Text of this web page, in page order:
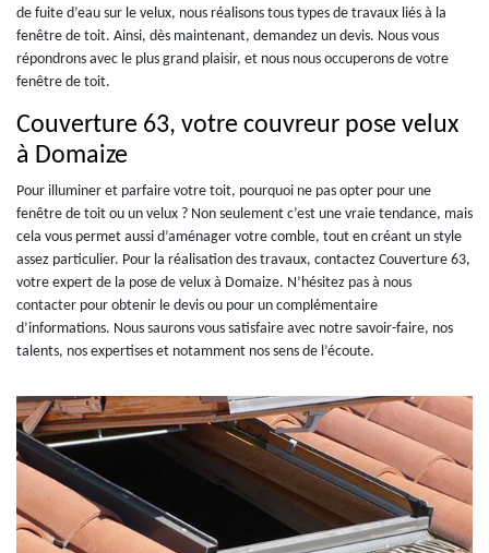
de fuite d’eau sur le velux, nous réalisons tous types de travaux liés à la
fenêtre de toit. Ainsi, dès maintenant, demandez un devis. Nous vous
répondrons avec le plus grand plaisir, et nous nous occuperons de votre
fenêtre de toit.
Couverture 63, votre couvreur pose velux
à Domaize
Pour illuminer et parfaire votre toit, pourquoi ne pas opter pour une
fenêtre de toit ou un velux ? Non seulement c’est une vraie tendance, mais
cela vous permet aussi d’aménager votre comble, tout en créant un style
assez particulier. Pour la réalisation des travaux, contactez Couverture 63,
votre expert de la pose de velux à Domaize. N’hésitez pas à nous
contacter pour obtenir le devis ou pour un complémentaire
d’informations. Nous saurons vous satisfaire avec notre savoir-faire, nos
talents, nos expertises et notamment nos sens de l’écoute.